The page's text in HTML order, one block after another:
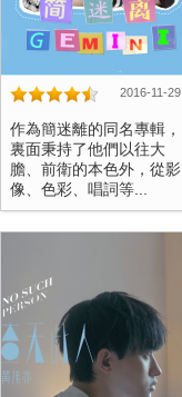
2016-11-29
作為簡迷離的同名專輯，
裏面秉持了他們以往大
膽、前衛的本色外，從影
像、色彩、唱詞等...